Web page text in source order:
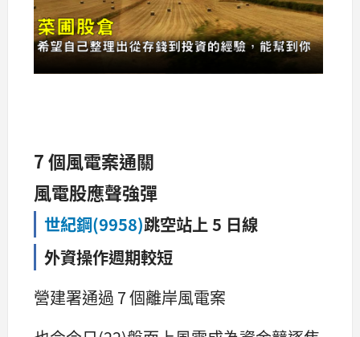
7 個風電案通關
風電股應聲強彈
世紀鋼(9958)跳空站上 5 日線
外資操作週期較短
營建署通過 7 個離岸風電案